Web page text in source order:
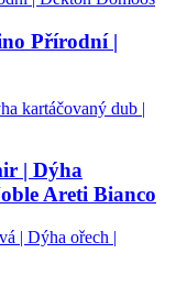
Přírodní |
| Dýha
Areti Bianco